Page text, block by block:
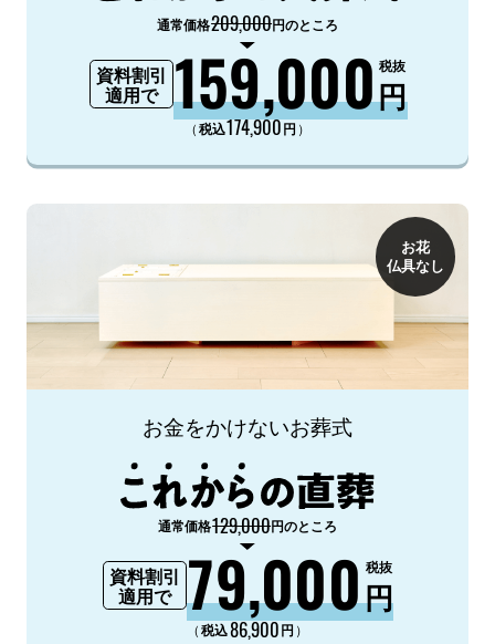
通常価格209,000円のところ
資料割引
適用で
159,000円
税抜
（税込174,900円 ）
お花
仏具なし
お金をかけないお葬式
通常価格129,000円のところ
資料割引
適用で
79,000円
税抜
（税込86,900円 ）